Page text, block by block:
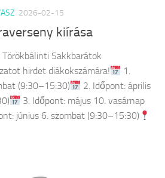
2026-02-15
kiírása
Törökbálinti Sakkbarátok
hirdet diákokszámára!
1.
(9:30–15:30)
2. Időpont: április
3. Időpont: május 10. vasárnap
június 6. szombat (9:30–15:30)